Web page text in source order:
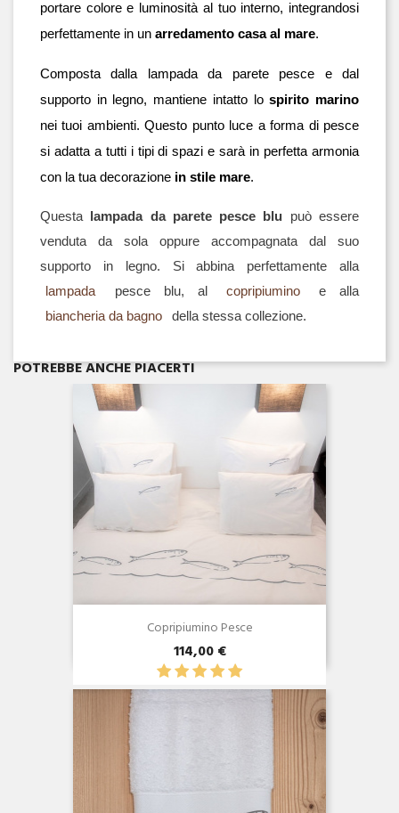
portare colore e luminosità al tuo interno, integrandosi
perfettamente in un arredamento casa al mare.
Composta dalla lampada da parete pesce e dal
supporto in legno, mantiene intatto lo spirito marino
nei tuoi ambienti. Questo punto luce a forma di pesce
si adatta a tutti i tipi di spazi e sarà in perfetta armonia
con la tua decorazione in stile mare.
Questa lampada da parete pesce blu può essere
venduta da sola oppure accompagnata dal suo
lampada
pesce blu, al copripiumino
biancheria da bagno
della stessa collezione.
POTREBBE ANCHE PIACERTI
Anteprima
Copripiumino Pesce
114,00 €
Anteprima